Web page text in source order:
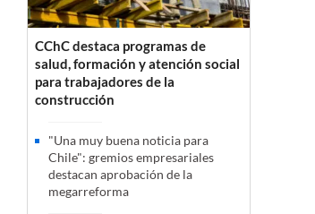
CChC destaca programas de
salud, formación y atención social
para trabajadores de la
construcción
"Una muy buena noticia para
Chile": gremios empresariales
destacan aprobación de la
megarreforma